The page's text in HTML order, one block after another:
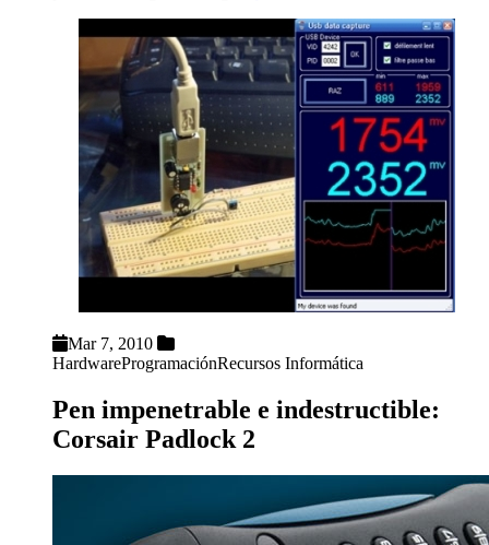
Mar 7, 2010
HardwareProgramaciónRecursos Informática
Pen impenetrable e indestructible:
Corsair Padlock 2